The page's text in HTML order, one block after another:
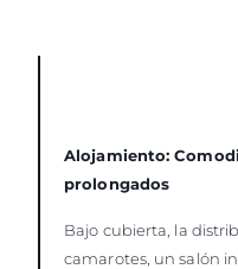
Alojamiento:
prolongados
Bajo cubierta, la
camarotes, un salón